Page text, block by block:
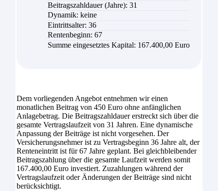
Beitragszahldauer (Jahre): 31
Dynamik: keine
Eintrittsalter: 36
Rentenbeginn: 67
Summe eingesetztes Kapital: 167.400,00 Euro
Dem vorliegenden Angebot entnehmen wir einen
monatlichen Beitrag von 450 Euro ohne anfänglichen
Anlagebetrag. Die Beitragszahldauer erstreckt sich über die
gesamte Vertragslaufzeit von 31 Jahren. Eine dynamische
Anpassung der Beiträge ist nicht vorgesehen. Der
Versicherungsnehmer ist zu Vertragsbeginn 36 Jahre alt, der
Renteneintritt ist für 67 Jahre geplant. Bei gleichbleibender
Beitragszahlung über die gesamte Laufzeit werden somit
167.400,00 Euro investiert. Zuzahlungen während der
Vertragslaufzeit oder Änderungen der Beiträge sind nicht
berücksichtigt.